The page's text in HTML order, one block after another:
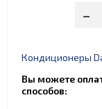
-
Кондиционеры
Вы можете
способов: